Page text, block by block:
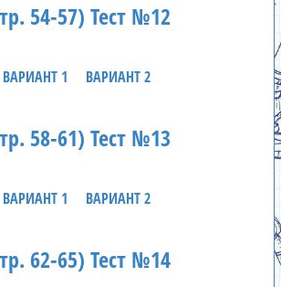
54-57) Тест №12
ВАРИАНТ 1 ВАРИАНТ 2
58-61) Тест №13
ВАРИАНТ 1 ВАРИАНТ 2
62-65) Тест №14